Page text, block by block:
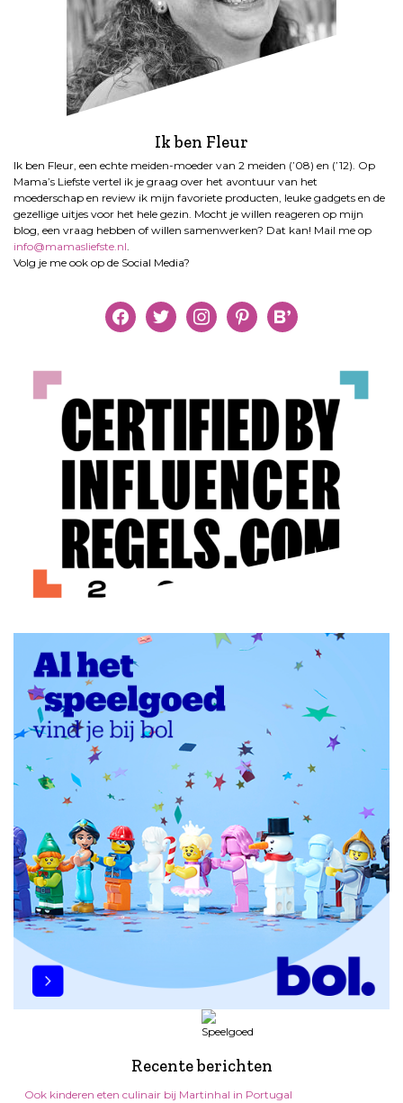
Ik ben Fleur
Ik ben Fleur, een echte meiden-moeder van 2 meiden (’08) en (’12). Op
Mama’s Liefste vertel ik je graag over het avontuur van het
moederschap en review ik mijn favoriete producten, leuke gadgets en de
gezellige uitjes voor het hele gezin. Mocht je willen reageren op mijn
blog, een vraag hebben of willen samenwerken? Dat kan! Mail me op
info@mamasliefste.nl
Volg je me ook op de Social Media?
facebooktwitter instagrampinterestbloglovin
Recente berichten
Ook kinderen eten culinair bij Martinhal in Portugal